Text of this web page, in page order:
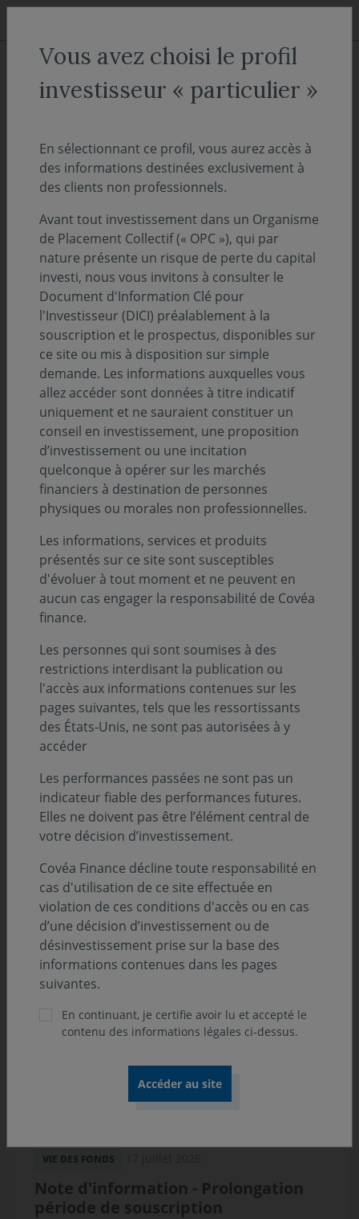
Aller au menu
Aller au contenu
ACCUEIL Actualités Evénements
de paraître
19 juin 2023
Temps de lecture :1min
Ça y est, notre rapport d’activité 2022 est
arrivé. Retrouvez la version complète et
digitalisée de cette nouvelle édition !
Pour la deuxième année consécutive, notre rapport
d’activités’intitule «Regards», un ouvrage qui éclaire
notre stratégie, nos résultats et qui revient sur les
tendances qui les expliquent.
Le rapport d’activité 2022 s’inscrit dans la continuité de
2021 et maintient son ancrage au cœur de notre plan
stratégique baptisé "Ambition 2026".
DÉCOUVREZ DÈS À PRÉSENT LA VERSION DIGITALE DE NOTRE
RAPPORT !
CONSULTEZ LE PDF DE NOTRE RAPPORT ANNUEL (PDF -
5.26 MO)
Découvrez d'autres décryptages
COMMUNIQUÉ 31 juillet 2026
Covéa Finance accélère son engagement
climat en rejoignant l’initiative
internationale Climate Action 100+
Covéa Finance annonce son adhésion à Climate Action
100+, l'une des principales initiatives internationales
d'engagement des investisseurs sur les enjeux
VIE DES FONDS
Note d'information - Prolongation
période de souscription
Vous avez choisi le profil
investisseur « particulier »
En sélectionnant ce profil, vous aurez accès à
des informations destinées exclusivement à
des clients non professionnels.
Avant tout investissement dans un Organisme
de Placement Collectif (« OPC »), qui par
nature présente un risque de perte du capital
investi, nous vous invitons à consulter le
Document d'Information Clé pour
l'Investisseur (DICI) préalablement à la
souscription et le prospectus, disponibles sur
ce site ou mis à disposition sur simple
demande. Les informations auxquelles vous
allez accéder sont données à titre indicatif
uniquement et ne sauraient constituer un
conseil en investissement, une proposition
d’investissement ou une incitation
quelconque à opérer sur les marchés
financiers à destination de personnes
physiques ou morales non professionnelles.
Les informations, services et produits
présentés sur ce site sont susceptibles
d'évoluer à tout moment et ne peuvent en
aucun cas engager la responsabilité de Covéa
finance.
Les personnes qui sont soumises à des
restrictions interdisant la publication ou
l'accès aux informations contenues sur les
pages suivantes, tels que les ressortissants
des États-Unis, ne sont pas autorisées à y
accéder
Les performances passées ne sont pas un
indicateur fiable des performances futures.
Elles ne doivent pas être l’élément central de
votre décision d’investissement.
Covéa Finance décline toute responsabilité en
cas d'utilisation de ce site effectuée en
violation de ces conditions d'accès ou en cas
d’une décision d’investissement ou de
désinvestissement prise sur la base des
informations contenues dans les pages
suivantes.
En continuant, je certifie avoir lu et accepté le
contenu des informations légales ci-dessus.